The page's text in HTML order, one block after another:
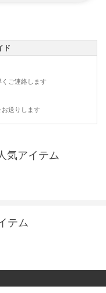
ド
ご連絡します
送りします
気アイテム
テム